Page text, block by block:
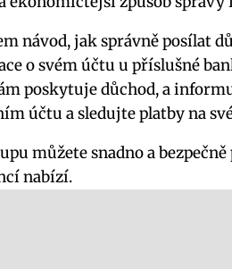
návod, jak správně posílat
o svém účtu u příslušné
poskytuje důchod, a
účtu a sledujte platby na
můžete snadno a
nabízí.